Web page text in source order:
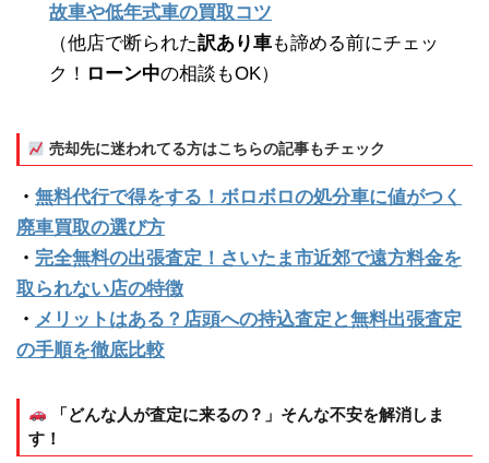
故車や低年式車の買取コツ
（他店で断られた訳あり車も諦める前にチェッ
ク！ ローン中の相談もOK）
売却先に迷われてる方はこちらの記事もチェック
・ 無料代行で得をする！ボロボロの処分車に値がつく
廃車買取の選び方
・ 完全無料の出張査定！さいたま市近郊で遠方料金を
取られない店の特徴
・ メリットはある？店頭への持込査定と無料出張査定
の手順を徹底比較
「どんな人が査定に来るの？」そんな不安を解消しま
す！